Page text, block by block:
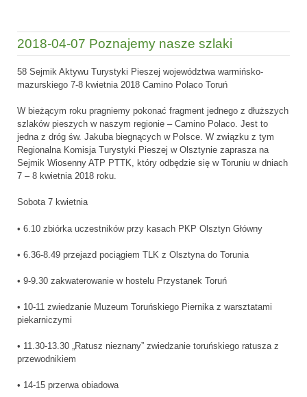
2018-04-07 Poznajemy nasze szlaki
58 Sejmik Aktywu Turystyki Pieszej województwa warmińsko-
mazurskiego 7-8 kwietnia 2018 Camino Polaco Toruń
W bieżącym roku pragniemy pokonać fragment jednego z dłuższych
szlaków pieszych w naszym regionie – Camino Polaco. Jest to
jedna z dróg św. Jakuba biegnących w Polsce. W związku z tym
Regionalna Komisja Turystyki Pieszej w Olsztynie zaprasza na
Sejmik Wiosenny ATP PTTK, który odbędzie się w Toruniu w dniach
7 – 8 kwietnia 2018 roku.
Sobota 7 kwietnia
• 6.10 zbiórka uczestników przy kasach PKP Olsztyn Główny
• 6.36-8.49 przejazd pociągiem TLK z Olsztyna do Torunia
• 9-9.30 zakwaterowanie w hostelu Przystanek Toruń
• 10-11 zwiedzanie Muzeum Toruńskiego Piernika z warsztatami
piekarniczymi
• 11.30-13.30 „Ratusz nieznany” zwiedzanie toruńskiego ratusza z
przewodnikiem
• 14-15 przerwa obiadowa